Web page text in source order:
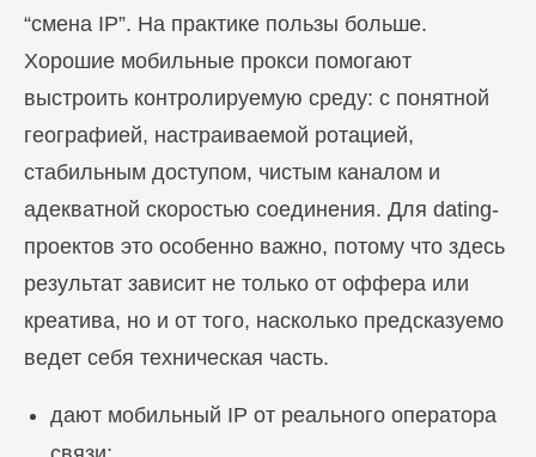
“смена IP”. На практике пользы больше.
Хорошие мобильные прокси помогают
выстроить контролируемую среду: с понятной
географией, настраиваемой ротацией,
стабильным доступом, чистым каналом и
адекватной скоростью соединения. Для dating-
проектов это особенно важно, потому что здесь
результат зависит не только от оффера или
креатива, но и от того, насколько предсказуемо
ведет себя техническая часть.
дают мобильный IP от реального оператора